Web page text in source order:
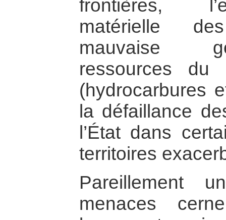
frontières,
matérielle
mauvaise
ressources
(hydrocarbures
la défaillance
l’État dans
territoires
Pareillement
menaces